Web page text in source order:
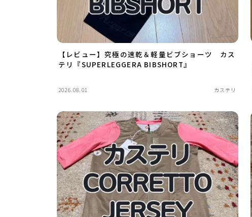
【レビュー】究極の速乾＆軽量ビブショーツ カス
テリ『SUPERLEGGERA BIBSHORT』
2026.08.01 カステリ